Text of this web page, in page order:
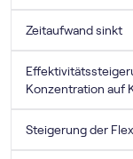
Zeitaufwand sinkt
Konzentration auf
Steigerung der